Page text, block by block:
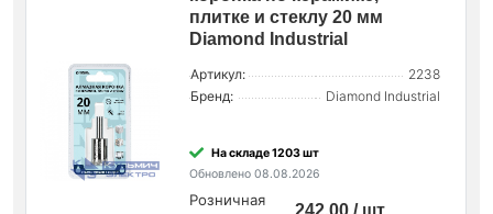
плитке и стеклу 20 мм
Diamond Industrial
Артикул:
2238
Бренд:
Diamond Industrial
На складе 1203 шт
Обновлено 08.08.2026
Розничная
242.00 / шт